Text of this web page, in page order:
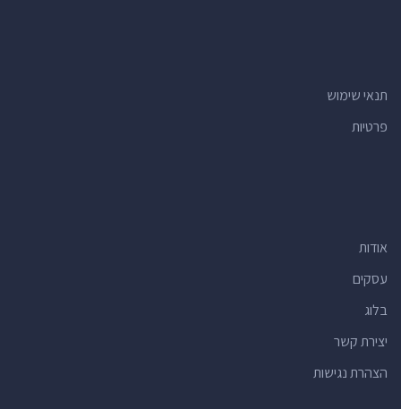
תנאי שימוש
פרטיות
אודות
עסקים
בלוג
יצירת קשר
הצהרת נגישות